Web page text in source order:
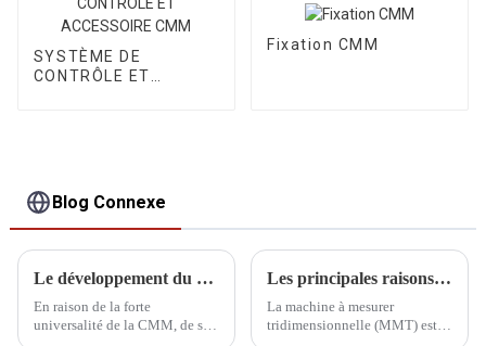
SYSTÈME DE
CONTRÔLE ET
Fixation CMM
Blog Connexe
Le développement du CMM
En raison de la forte
universalité de la CMM, de sa
Les principales raisons et solutions pour lesquelles les CMM cessent de fonctionner
La machine à mesurer
tridimensionnelle (MMT) est